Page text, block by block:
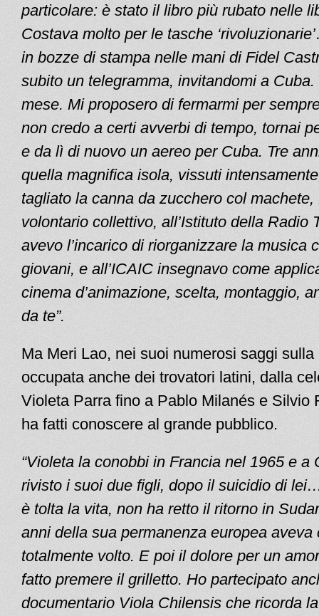
particolare: è stato il libro più rubato nelle
Costava molto per le tasche
in bozze di stampa nelle mani di Fidel
subito un telegramma, invitandomi a
mese. Mi proposero di fermarmi per
non credo a certi avverbi di tempo, tornai
e da lì di nuovo un aereo per Cuba. Tre
quella magnifica isola, vissuti
tagliato la canna da zucchero col
volontario collettivo, all’Istituto della Radio
avevo l’incarico di riorganizzare la musica
giovani, e all’ICAIC insegnavo come
cinema d’animazione, scelta, montaggio,
da te”.
Ma Meri Lao, nei suoi numerosi saggi
occupata anche dei trovatori latini, dalla
Violeta Parra fino a Pablo Milanés e Silvio
ha fatti conoscere al grande pubblico.
“Violeta la conobbi in Francia nel 1965 e a
rivisto i suoi due figli, dopo il suicidio di
è tolta la vita, non ha retto il ritorno in
anni della sua permanenza europea aveva
totalmente volto. E poi il dolore per un
fatto premere il grilletto. Ho partecipato
documentario Viola Chilensis che ricorda